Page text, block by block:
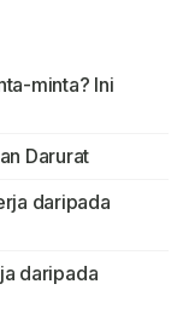
minta? Ini
Darurat
daripada
daripada